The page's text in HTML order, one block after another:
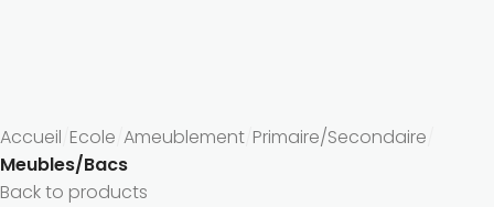
Accueil Ecole Ameublement Primaire/Secondaire
Meubles/Bacs
Back to products